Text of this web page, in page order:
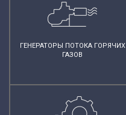
ГЕНЕРАТОРЫ ПОТОКА ГОРЯЧИХ
ГАЗОВ